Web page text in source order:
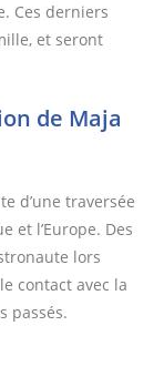
Ces derniers
et seront
de Maja
d’une traversée
et l’Europe. Des
lors
contact avec la
passés.